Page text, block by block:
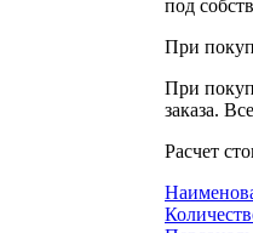
под
При
При
заказа.
Расчет